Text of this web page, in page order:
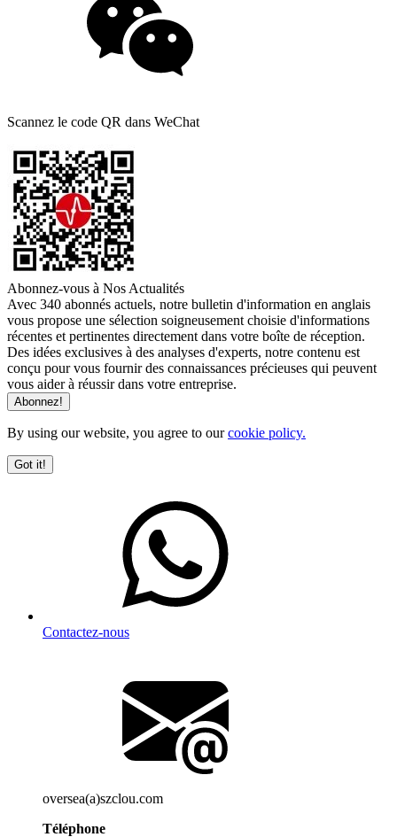
Scannez le code QR dans WeChat
Abonnez-vous à Nos Actualités
Avec 340 abonnés actuels, notre bulletin d'information en anglais
vous propose une sélection soigneusement choisie d'informations
récentes et pertinentes directement dans votre boîte de réception.
Des idées exclusives à des analyses d'experts, notre contenu est
conçu pour vous fournir des connaissances précieuses qui peuvent
vous aider à réussir dans votre entreprise.
By using our website, you agree to ourcookie policy.
Got it!
Contactez-nous
oversea(a)szclou.com
Téléphone